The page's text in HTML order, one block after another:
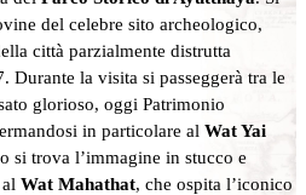
del celebre sito archeologico,
città parzialmente distrutta
Durante la visita si passeggerà tra le
glorioso, oggi Patrimonio
in particolare al Wat Yai
si trova l’immagine in stucco e
Wat Mahathat, che ospita l’iconico